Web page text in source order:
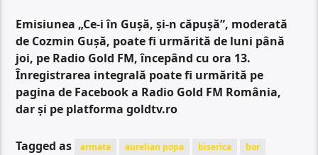
Emisiunea „Ce-i în Gușă, și-n căpușă”, moderată
de Cozmin Gușă, poate fi urmărită de luni până
joi, pe Radio Gold FM, începând cu ora 13.
Înregistrarea integrală poate fi urmărită pe
pagina de Facebook a Radio Gold FM România,
dar și pe platforma goldtv.ro
Tagged as armata aurelian popa biserica
bor